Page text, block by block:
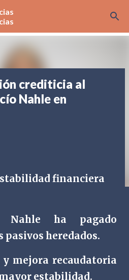
principal
crediticia al
Nahle en
financiera
Nahle ha pagado
heredados.
mejora recaudatoria
estabilidad.